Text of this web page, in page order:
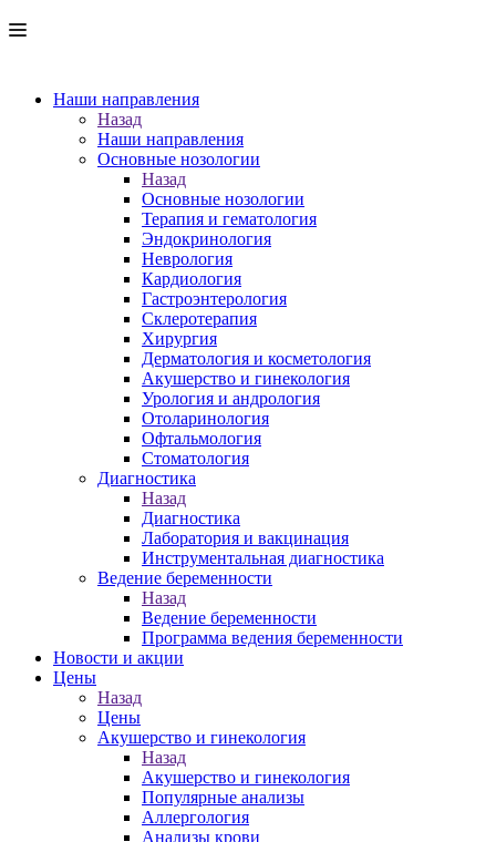
Наши направления
Назад
Наши направления
Основные нозологии
Назад
Основные нозологии
Терапия и гематология
Эндокринология
Неврология
Кардиология
Гастроэнтерология
Склеротерапия
Хирургия
Дерматология и косметология
Акушерство и гинекология
Урология и андрология
Отоларинология
Офтальмология
Стоматология
Диагностика
Назад
Диагностика
Лаборатория и вакцинация
Инструментальная диагностика
Ведение беременности
Назад
Ведение беременности
Программа ведения беременности
Новости и акции
Цены
Назад
Цены
Акушерство и гинекология
Назад
Акушерство и гинекология
Популярные анализы
Аллергология
Анализы крови